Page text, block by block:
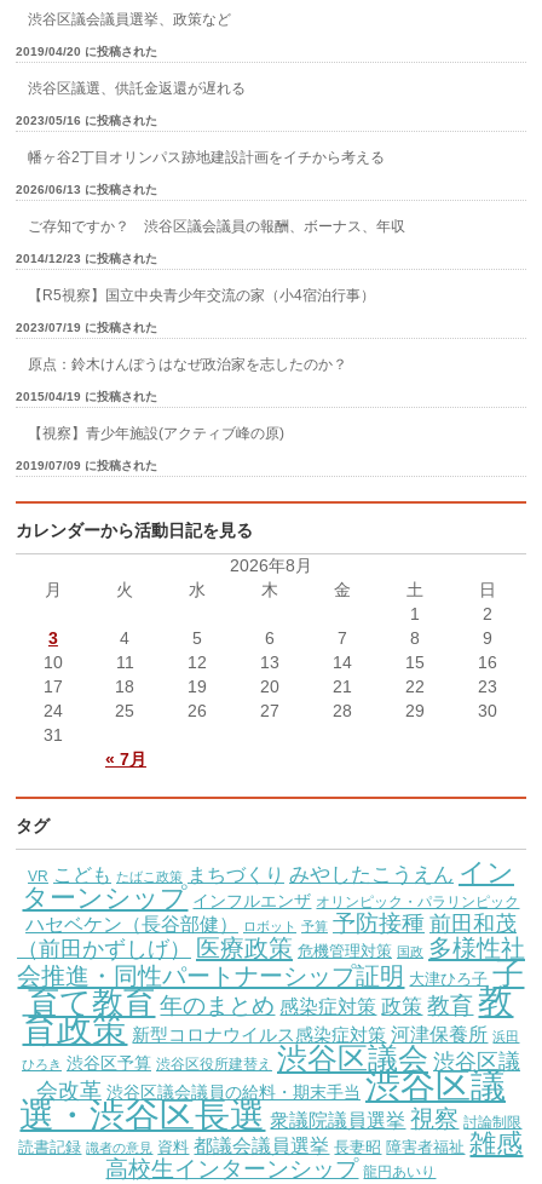
渋谷区議会議員選挙、政策など
2019/04/20 に投稿された
渋谷区議選、供託金返還が遅れる
2023/05/16 に投稿された
幡ヶ谷2丁目オリンパス跡地建設計画をイチから考える
2026/06/13 に投稿された
ご存知ですか？ 渋谷区議会議員の報酬、ボーナス、年収
2014/12/23 に投稿された
【R5視察】国立中央青少年交流の家（小4宿泊行事）
2023/07/19 に投稿された
原点：鈴木けんぽうはなぜ政治家を志したのか？
2015/04/19 に投稿された
【視察】青少年施設(アクティブ峰の原)
2019/07/09 に投稿された
カレンダーから活動日記を見る
2026年8月
月
火 水 木 金 土 日
« 7月
1
2
3
4 5 6 7 8
9
10
11 12 13 14 15
16
17
18 19 20 21 22
23
24
25 26 27 28 29
30
31
タグ
VR こども たばこ政策 まちづくり みやしたこうえん イン
ターンシップ インフルエンザ オリンピック・パラリンピック
ハセベケン（長谷部健） ロボット 予算 予防接種 前田和茂
（前田かずしげ）
医療政策 危機管理対策 国政 多様性社
会推進・同性パートナーシップ証明 大津ひろ子 子
育て教育 年のまとめ 感染症対策 政策 教育 教
育政策 新型コロナウイルス感染症対策 河津保養所 浜田
ひろき 渋谷区予算 渋谷区役所建替え 渋谷区議会 渋谷区議
会改革 渋谷区議会議員の給料・期末手当 渋谷区議
選・渋谷区長選 衆議院議員選挙 視察 討論制限
読書記録 識者の意見 資料 都議会議員選挙 長妻昭 障害者福祉 雑感
高校生インターンシップ 龍円あいり